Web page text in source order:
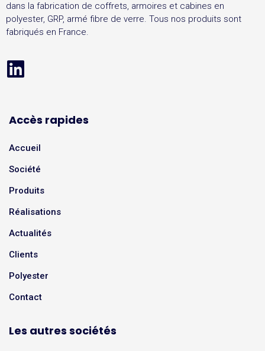
dans la fabrication de coffrets, armoires et cabines en
polyester, GRP, armé fibre de verre. Tous nos produits sont
fabriqués en France.
Accès rapides
Accueil
Société
Produits
Réalisations
Actualités
Clients
Polyester
Contact
Les autres sociétés